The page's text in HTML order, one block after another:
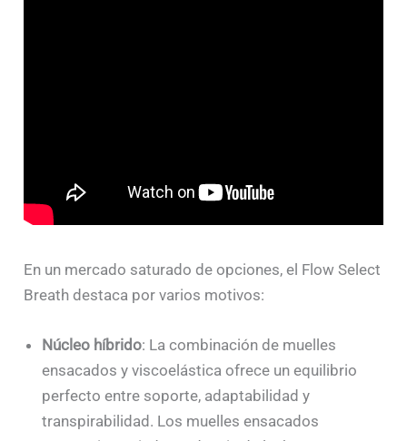
En un mercado saturado de opciones, el Flow Select
Breath destaca por varios motivos:
Núcleo híbrido: La combinación de muelles
ensacados y viscoelástica ofrece un equilibrio
perfecto entre soporte, adaptabilidad y
transpirabilidad. Los muelles ensacados